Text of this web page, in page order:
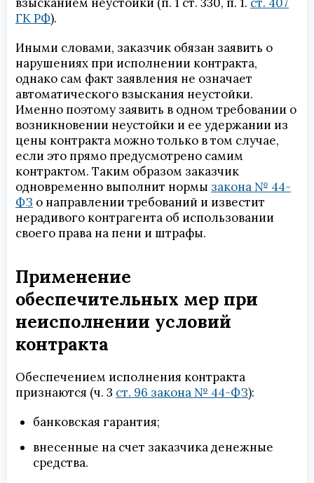
ГК РФ).
Иными словами, заказчик обязан заявить о
нарушениях при исполнении контракта,
однако сам факт заявления не означает
автоматического взыскания неустойки.
Именно поэтому заявить в одном требовании о
возникновении неустойки и ее удержании из
цены контракта можно только в том случае,
если это прямо предусмотрено самим
контрактом. Таким образом заказчик
одновременно выполнит нормы закона № 44-
ФЗ о направлении требований и известит
нерадивого контрагента об использовании
своего права на пени и штрафы.
Применение
обеспечительных мер при
неисполнении условий
контракта
Обеспечением исполнения контракта
признаются (ч. 3 ст. 96 закона № 44-ФЗ):
банковская гарантия;
внесенные на счет заказчика денежные
средства.